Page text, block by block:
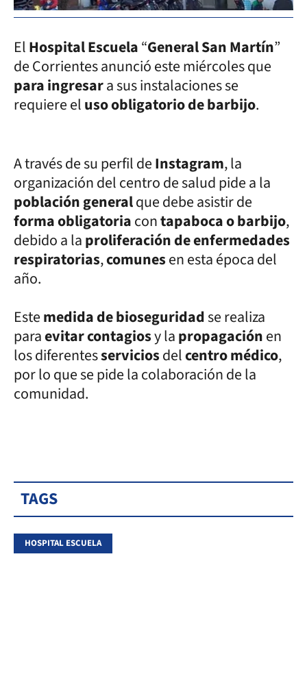
ElHospital Escuela“General San Martín”
de Corrientes anunció este miércoles que
para ingresara sus instalaciones se
requiere eluso obligatorio de barbijo.
A través de su perfil deInstagram, la
organización del centro de salud pide a la
población generalque debe asistir de
forma obligatoriacontapaboca o barbijo,
debido a laproliferación de enfermedades
respiratorias,comunesen esta época del
año.
Estemedida de bioseguridadse realiza
paraevitar contagiosy lapropagaciónen
los diferentesserviciosdelcentro médico,
por lo que se pide la colaboración de la
comunidad.
TAGS
HOSPITAL ESCUELA